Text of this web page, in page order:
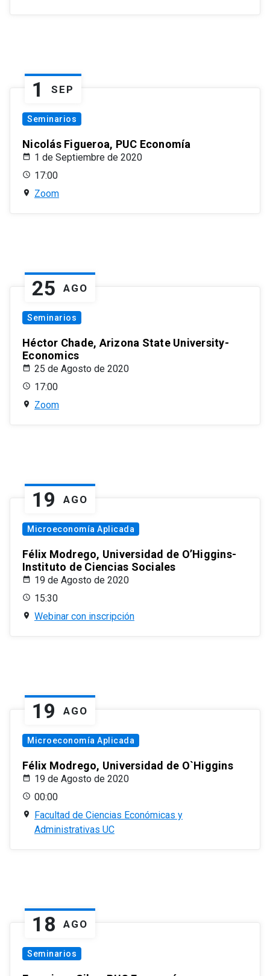
1 SEP
Seminarios
Nicolás Figueroa, PUC Economía
1 de Septiembre de 2020
17:00
Zoom
25 AGO
Seminarios
Héctor Chade, Arizona State University-
Economics
25 de Agosto de 2020
17:00
Zoom
19 AGO
Microeconomía Aplicada
Félix Modrego, Universidad de O’Higgins-
Instituto de Ciencias Sociales
19 de Agosto de 2020
15:30
Webinar con inscripción
19 AGO
Microeconomía Aplicada
Félix Modrego, Universidad de O`Higgins
19 de Agosto de 2020
00:00
Facultad de Ciencias Económicas y
Administrativas UC
18 AGO
Seminarios